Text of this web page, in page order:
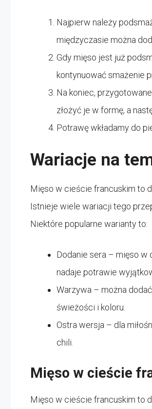
Najpierw należy
międzyczasie można
Gdy mięso jest już
kontynuować smażenie
Na koniec,
złożyć je w formę, a
Potrawę wkładamy do
Wariacje na
Mięso w cieście francuskim to
Istnieje wiele wariacji tego
Niektóre popularne warianty to:
Dodanie sera – mięso w
nadaje potrawie
Warzywa – można
świeżości i koloru.
Ostra wersja – dla
chili.
Mięso w cieście
Mięso w cieście francuskim to